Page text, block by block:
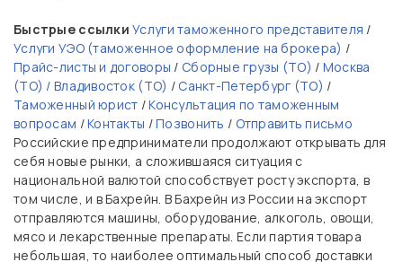
Быстрые ссылки Услуги таможенного представителя /
Услуги УЭО (таможенное оформление на брокера) /
Прайс-листы и договоры / Сборные грузы (ТО) / Москва
(ТО) / Владивосток (ТО) / Санкт-Петербург (ТО) /
Таможенный юрист /Консультация по таможенным
вопросам /Контакты /Позвонить / Отправить письмо
Российские предприниматели продолжают открывать для
себя новые рынки, а сложившаяся ситуация с
национальной валютой способствует росту экспорта, в
том числе, и в Бахрейн. В Бахрейн из России на экспорт
отправляются машины, оборудование, алкоголь, овощи,
мясо и лекарственные препараты. Если партия товара
небольшая, то наиболее оптимальный способ доставки